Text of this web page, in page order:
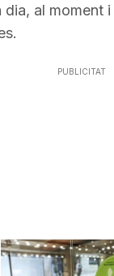
al moment
PUBLICITAT